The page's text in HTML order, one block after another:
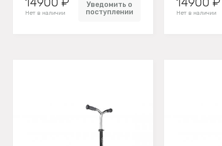
Нет в наличии
Уведомить о
поступлении
Нет в наличии